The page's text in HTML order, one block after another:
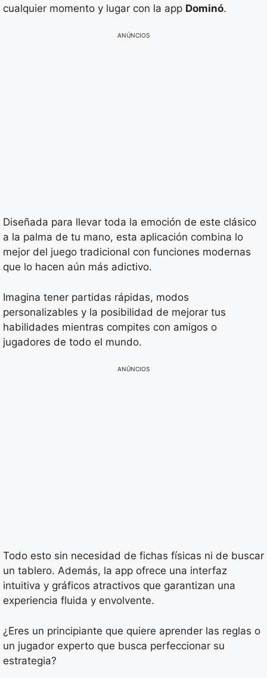
cualquier momento y lugar con la app Dominó.
ANÚNCIOS
Diseñada para llevar toda la emoción de este clásico
a la palma de tu mano, esta aplicación combina lo
mejor del juego tradicional con funciones modernas
que lo hacen aún más adictivo.
Imagina tener partidas rápidas, modos
personalizables y la posibilidad de mejorar tus
habilidades mientras compites con amigos o
jugadores de todo el mundo.
ANÚNCIOS
Todo esto sin necesidad de fichas físicas ni de buscar
un tablero. Además, la app ofrece una interfaz
intuitiva y gráficos atractivos que garantizan una
experiencia fluida y envolvente.
¿Eres un principiante que quiere aprender las reglas o
un jugador experto que busca perfeccionar su
estrategia?